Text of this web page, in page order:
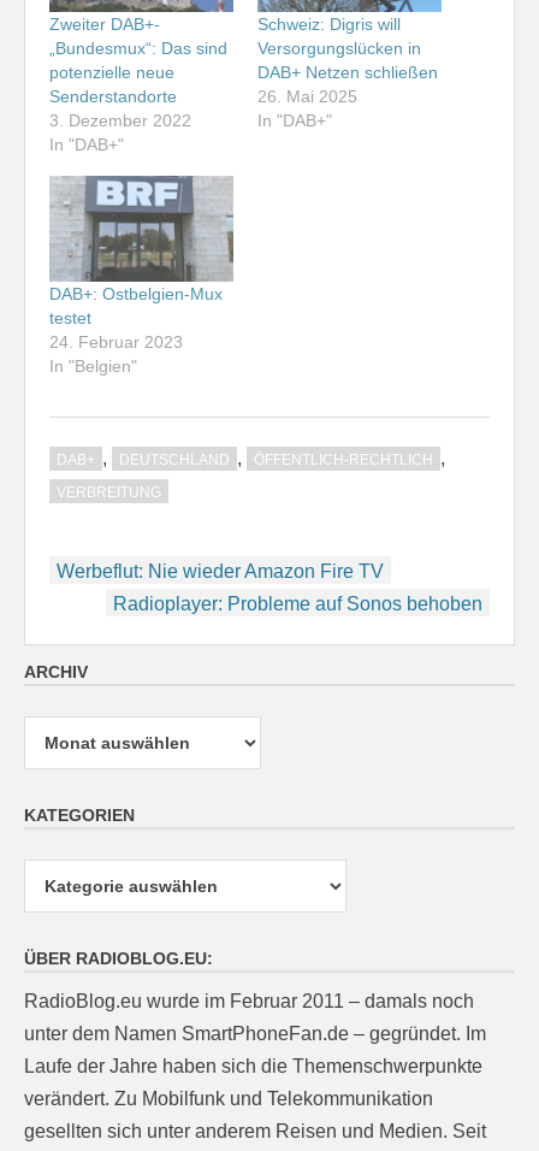
Zweiter DAB+-
„Bundesmux“: Das sind
potenzielle neue
Senderstandorte
3. Dezember 2022
In "DAB+"
Schweiz: Digris will
Versorgungslücken in
DAB+ Netzen schließen
26. Mai 2025
In "DAB+"
DAB+: Ostbelgien-Mux
testet
24. Februar 2023
In "Belgien"
DAB+ , DEUTSCHLAND , ÖFFENTLICH-RECHTLICH ,
VERBREITUNG
Beitragsnavigation
Werbeflut: Nie wieder Amazon Fire TV
Radioplayer: Probleme auf Sonos behoben
ARCHIV
Archiv
KATEGORIEN
ÜBER RADIOBLOG.EU:
RadioBlog.eu wurde im Februar 2011 – damals noch
unter dem Namen SmartPhoneFan.de – gegründet. Im
Laufe der Jahre haben sich die Themenschwerpunkte
verändert. Zu Mobilfunk und Telekommunikation
gesellten sich unter anderem Reisen und Medien. Seit